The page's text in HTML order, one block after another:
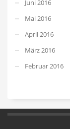
Juni 2016
Mai 2016
April 2016
März 2016
Februar 2016